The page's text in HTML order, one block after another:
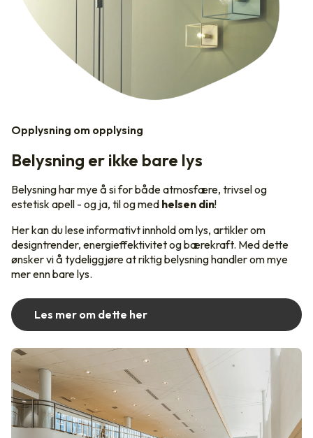
Opplysning om opplysing
Belysning er ikke bare lys
Belysning har mye å si for både atmosfære, trivsel og
estetisk apell - og ja, til og med helsen din!
Her kan du lese informativt innhold om lys, artikler om
designtrender, energieffektivitet og bærekraft. Med dette
ønsker vi å tydeliggjøre at riktig belysning handler om mye
mer enn bare lys.
Les mer om dette her